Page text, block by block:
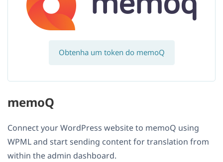
Obtenha um token do memoQ
memoQ
Connect your WordPress website to memoQ using
WPML and start sending content for translation from
within the admin dashboard.